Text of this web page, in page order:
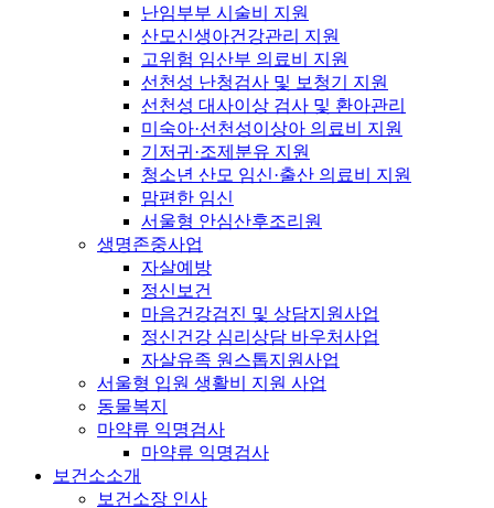
난임부부 시술비 지원
산모신생아건강관리 지원
고위험 임산부 의료비 지원
선천성 난청검사 및 보청기 지원
선천성 대사이상 검사 및 환아관리
미숙아·선천성이상아 의료비 지원
기저귀·조제분유 지원
청소년 산모 임신·출산 의료비 지원
맘편한 임신
서울형 안심산후조리원
생명존중사업
자살예방
정신보건
마음건강검진 및 상담지원사업
정신건강 심리상담 바우처사업
자살유족 원스톱지원사업
서울형 입원 생활비 지원 사업
동물복지
마약류 익명검사
마약류 익명검사
보건소소개
보건소장 인사